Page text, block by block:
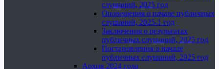
слушаний, 2025 год
Оповещения о начале публичных
слушаний, 2025-1 год
Заключения о результатах
публичных слушаний, 2025 год
Постановления о начале
публичных слушаний, 2025 год
Архив 2024 года